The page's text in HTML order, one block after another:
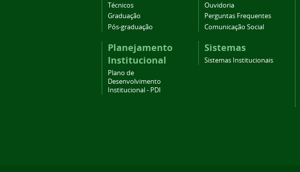
Técnicos
Graduação
Pós-graduação
Planejamento
Institucional
Plano de
Desenvolvimento
Institucional - PDI
Ouvidoria
Perguntas Frequentes
Comunicação Social
Sistemas
Sistemas Institucionais